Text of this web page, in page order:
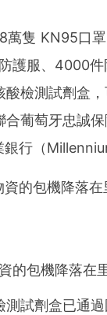
萬隻 KN95口
護服、4000
檢測試劑盒
葡萄牙忠誠
行（
的包機降落在
試劑盒已通